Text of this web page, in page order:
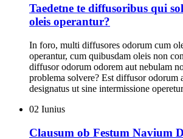
Taedetne te diffusoribus qui
oleis operantur?
In foro, multi diffusores odorum cum
operantur, cum quibusdam oleis non
diffusor odorum odorem aut nebulam
problema solvere? Est diffusor odorum
designatus ut sine intermissione
02 Iunius
Clausum ob Festum Navium